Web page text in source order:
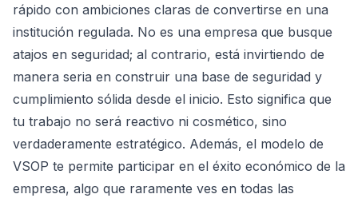
rápido con ambiciones claras de convertirse en una
institución regulada. No es una empresa que busque
atajos en seguridad; al contrario, está invirtiendo de
manera seria en construir una base de seguridad y
cumplimiento sólida desde el inicio. Esto significa que
tu trabajo no será reactivo ni cosmético, sino
verdaderamente estratégico. Además, el modelo de
VSOP te permite participar en el éxito económico de la
empresa, algo que raramente ves en todas las